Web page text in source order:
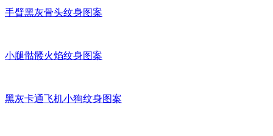
手臂黑灰骨头纹身图案
小腿骷髅火焰纹身图案
黑灰卡通飞机小狗纹身图案